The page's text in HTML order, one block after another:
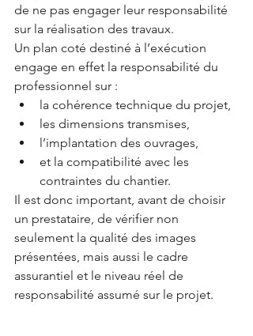
de ne pas engager leur responsabilité
sur la réalisation des travaux.
Un plan coté destiné à l’exécution
engage en effet la responsabilité du
professionnel sur :
la cohérence technique du projet,
les dimensions transmises,
l’implantation des ouvrages,
et la compatibilité avec les
contraintes du chantier.
Il est donc important, avant de choisir
un prestataire, de vérifier non
seulement la qualité des images
présentées, mais aussi le cadre
assurantiel et le niveau réel de
responsabilité assumé sur le projet.